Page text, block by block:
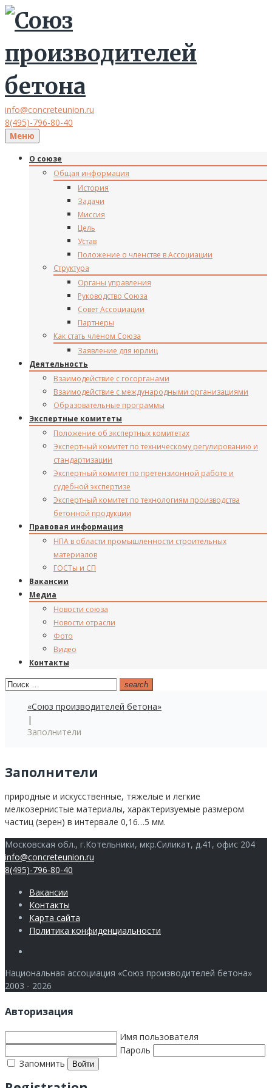
info@concreteunion.ru
8(495)-796-80-40
Меню
О союзе
Общая информация
История
Задачи
Миссия
Цель
Устав
Положение о членстве в Ассоциации
Структура
Органы управления
Руководство Союза
Совет Ассоциации
Партнеры
Как стать членом Союза
Заявление для юрлиц
Деятельность
Взаимодействие с госорганами
Взаимодействие с международными организациями
Образовательные программы
Экспертные комитеты
Положение об экспертных комитетах
Экспертный комитет по техническому регулированию и
стандартизации
Экспертный комитет по претензионной работе и
судебной экспертизе
Экспертный комитет по технологиям производства
бетонной продукции
Правовая информация
НПА в области промышленности строительных
материалов
ГОСТы и СП
Вакансии
Медиа
Новости союза
Новости отрасли
Фото
Видео
Контакты
Поиск: search
«Союз производителей бетона»
|
Заполнители
Заполнители
природные и искусственные, тяжелые и легкие
мелкозернистые материалы, характеризуемые размером
частиц (зерен) в интервале 0,16…5 мм.
Московская обл., г.Котельники, мкр.Силикат, д.41, офис 204
info@concreteunion.ru
8(495)-796-80-40
Вакансии
Контакты
Карта сайта
Политика конфиденциальности
Национальная ассоциация «Союз производителей бетона»
2003 - 2026
Авторизация
Имя пользователя
Пароль
Запомнить